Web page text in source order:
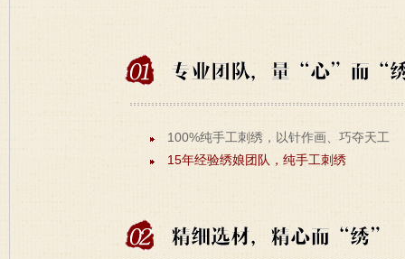
100%纯手工刺绣，以针作画、巧夺天工
15年经验绣娘团队，纯手工刺绣